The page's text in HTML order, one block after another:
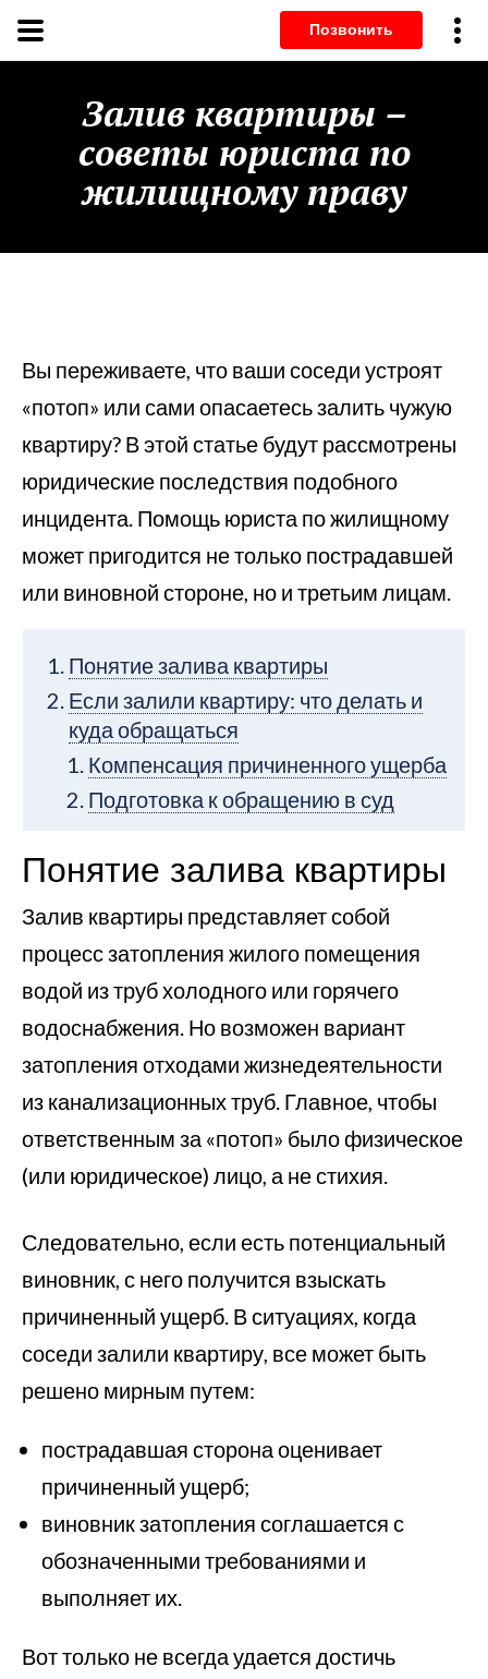
Залив квартиры –
советы юриста по
жилищному праву
Вы переживаете, что ваши соседи устроят
«потоп» или сами опасаетесь залить чужую
квартиру? В этой статье будут рассмотрены
юридические последствия подобного
инцидента. Помощь юриста по жилищному
может пригодится не только пострадавшей
или виновной стороне, но и третьим лицам.
Понятие залива квартиры
Если залили квартиру: что делать и
куда обращаться
Компенсация причиненного ущерба
Подготовка к обращению в суд
Понятие залива квартиры
Залив квартиры представляет собой
процесс затопления жилого помещения
водой из труб холодного или горячего
водоснабжения. Но возможен вариант
затопления отходами жизнедеятельности
из канализационных труб. Главное, чтобы
ответственным за «потоп» было физическое
(или юридическое) лицо, а не стихия.
Следовательно, если есть потенциальный
виновник, с него получится взыскать
причиненный ущерб. В ситуациях, когда
соседи залили квартиру, все может быть
решено мирным путем:
пострадавшая сторона оценивает
причиненный ущерб;
виновник затопления соглашается с
обозначенными требованиями и
выполняет их.
Вот только не всегда удается достичь